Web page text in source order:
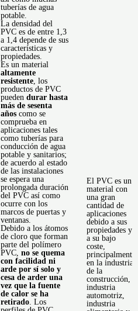
tuberías de agua
potable.
La densidad del
PVC es de entre 1,3
a 1,4 depende de sus
características y
propiedades.
Es un material
altamente
resistente, los
productos de PVC
pueden durar hasta
más de sesenta
años como se
comprueba en
aplicaciones tales
como tuberías para
conducción de agua
potable y sanitarios;
de acuerdo al estado
de las instalaciones
se espera una
prolongada duración
del PVC así como
ocurre con los
marcos de puertas y
ventanas.
Debido a los átomos
de cloro que forman
parte del polímero
PVC, no se quema
con facilidad ni
arde por sí solo y
cesa de arder una
vez que la fuente
de calor se ha
retirado. Los
El PVC es un
material con
una gran
cantidad de
aplicaciones
debido a sus
propiedades y
a su bajo
coste,
principalmente
en la industria
de la
construcción,
industria
automotriz,
industria